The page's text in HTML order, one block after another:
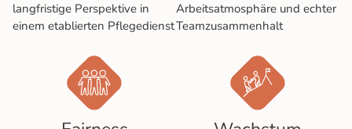
langfristige Perspektive in
einem eta­blier­ten Pflege­dienst
Arbeitsatmosphäre und echter
Team­zu­sam­men­halt